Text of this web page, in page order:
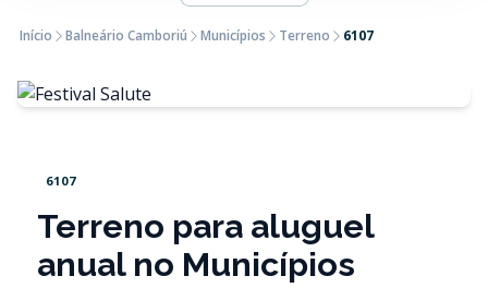
Início Balneário Camboriú Municípios Terreno 6107
6107
Terreno para aluguel
anual no Municípios